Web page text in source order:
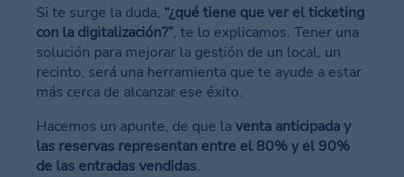
Si te surge la duda, “¿qué tiene que ver el ticketing
con la digitalización?”, te lo explicamos. Tener una
solución para mejorar la gestión de un local, un
recinto, será una herramienta que te ayude a estar
más cerca de alcanzar ese éxito.
Hacemos un apunte, de que la venta anticipada y
las reservas representan entre el 80% y el 90%
de las entradas vendidas.